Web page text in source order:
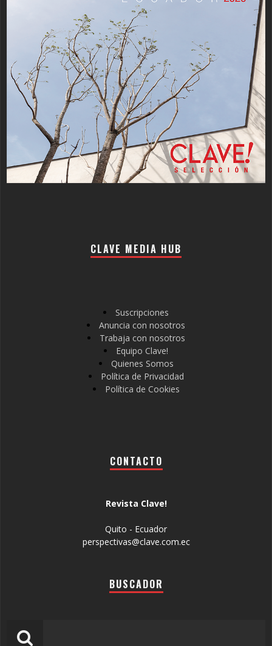
CLAVE MEDIA HUB
Suscripciones
Anuncia con nosotros
Trabaja con nosotros
Equipo Clave!
Quienes Somos
Política de Privacidad
Política de Cookies
CONTACTO
Revista Clave!
Quito - Ecuador
perspectivas@clave.com.ec
BUSCADOR